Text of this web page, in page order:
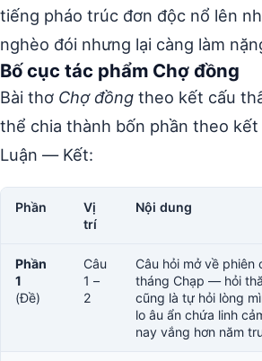
tiếng pháo trúc đơn độc nổ lên
nghèo đói nhưng lại càng làm
Bố cục tác phẩm Chợ đồng
Bài thơ Chợ đồng theo kết cấu
thể chia thành bốn phần theo
Luận — Kết:
Phần
Vị
trí
Nội dung
Phần
1
(Đề)
Câu
1 –
2
Câu hỏi mở về
tháng Chạp — hỏi
cũng là tự hỏi lòng
lo âu ẩn chứa linh
nay vắng hơn năm